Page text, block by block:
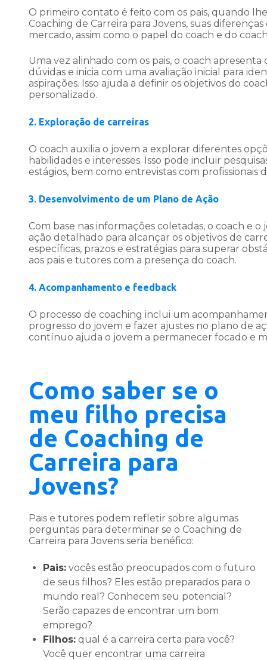
O primeiro contato é feito com os pais, quando
Coaching de Carreira para Jovens, suas
mercado, assim como o papel do coach e do
Uma vez alinhado com os pais, o coach apresenta
dúvidas e inicia com uma avaliação inicial para
aspirações. Isso ajuda a definir os objetivos do
personalizado.
2. Exploração de carreiras
O coach auxilia o jovem a explorar diferentes
habilidades e interesses. Isso pode incluir
estágios, bem como entrevistas com profissionais
3. Desenvolvimento de um Plano de Ação
Com base nas informações coletadas, o coach e
ação detalhado para alcançar os objetivos de
específicas, prazos e estratégias para superar
aos pais e tutores com a presença do coach.
4. Acompanhamento e feedback
O processo de coaching inclui um
progresso do jovem e fazer ajustes no plano de
contínuo ajuda o jovem a permanecer focado e
Como saber se o
meu filho precisa
de Coaching de
Carreira para
Jovens?
Pais e tutores podem refletir sobre algumas
perguntas para determinar se o Coaching de
Carreira para Jovens seria benéfico:
Pais: vocês estão preocupados com o futuro
de seus filhos? Eles estão preparados para o
mundo real? Conhecem seu potencial?
Serão capazes de encontrar um bom
emprego?
Filhos: qual é a carreira certa para você?
Você quer encontrar uma carreira